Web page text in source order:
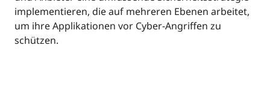
implementieren, die auf mehreren Ebenen arbeitet,
um ihre Applikationen vor Cyber-Angriffen zu
schützen.